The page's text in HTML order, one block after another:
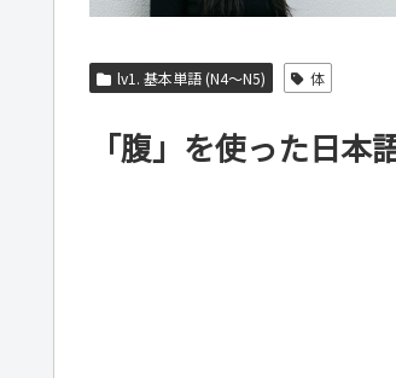
lv1. 基本単語 (N4～N5) 体
「腹」を使った日